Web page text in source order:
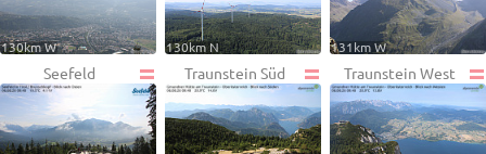
130km W 130km N 131km W
Seefeld Traunstein Süd Traunstein West